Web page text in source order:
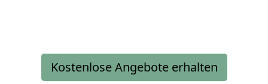
Kostenlose Angebote erhalten